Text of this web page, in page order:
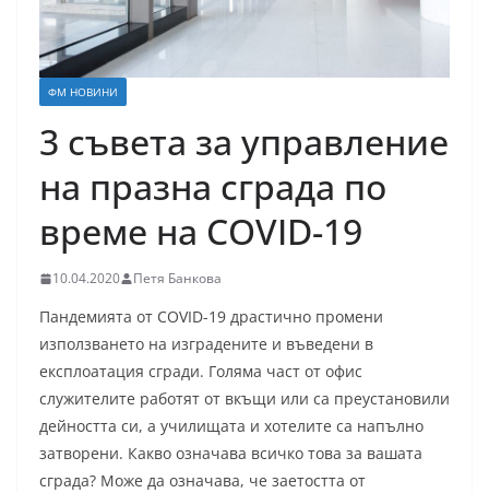
ФМ НОВИНИ
3 съвета за управление
на празна сграда по
време на COVID-19
10.04.2020 Петя Банкова
Пандемията от COVID-19 драстично промени
използването на изградените и въведени в
експлоатация сгради. Голяма част от офис
служителите работят от вкъщи или са преустановили
дейността си, а училищата и хотелите са напълно
затворени. Какво означава всичко това за вашата
сграда? Може да означава, че заетостта от